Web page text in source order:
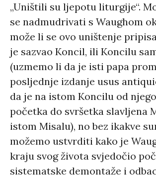
„Uništili su ljepotu liturgije“.
se nadmudrivati s Waughom
može li se ovo uništenje
je sazvao Koncil, ili Koncilu
(uzmemo li da je isti papa
posljednje izdanje usus
da je na istom Koncilu od
početka do svršetka slavljena
istom Misalu), no bez ikakve
možemo ustvrditi kako je
kraju svog života svjedočio
sistematske demontaže i